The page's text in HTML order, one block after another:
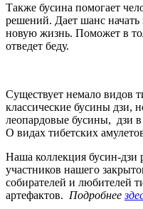
Также бусина помогает
решений. Дает шанс начать
новую жизнь. Поможет в
отведет беду.
Существует немало видов
классические бусины дзи,
леопардовые бусины, дзи
О видах тибетских
Наша коллекция бусин-дзи
участников нашего
собирателей и любителей
артефактов. Подробнее